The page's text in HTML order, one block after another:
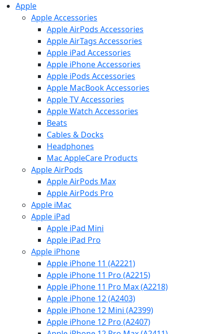
Apple
Apple Accessories
Apple AirPods Accessories
Apple AirTags Accessories
Apple iPad Accessories
Apple iPhone Accessories
Apple iPods Accessories
Apple MacBook Accessories
Apple TV Accessories
Apple Watch Accessories
Beats
Cables & Docks
Headphones
Mac AppleCare Products
Apple AirPods
Apple AirPods Max
Apple AirPods Pro
Apple iMac
Apple iPad
Apple iPad Mini
Apple iPad Pro
Apple iPhone
Apple iPhone 11 (A2221)
Apple iPhone 11 Pro (A2215)
Apple iPhone 11 Pro Max (A2218)
Apple iPhone 12 (A2403)
Apple iPhone 12 Mini (A2399)
Apple iPhone 12 Pro (A2407)